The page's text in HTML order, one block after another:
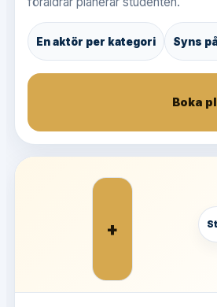
En aktör per kategori Syns
Boka
+